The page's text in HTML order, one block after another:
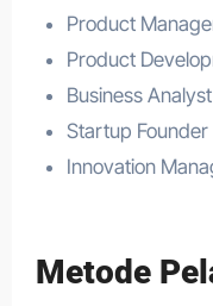
Product
Product
Business Analyst
Startup Founder
Innovation
Metode